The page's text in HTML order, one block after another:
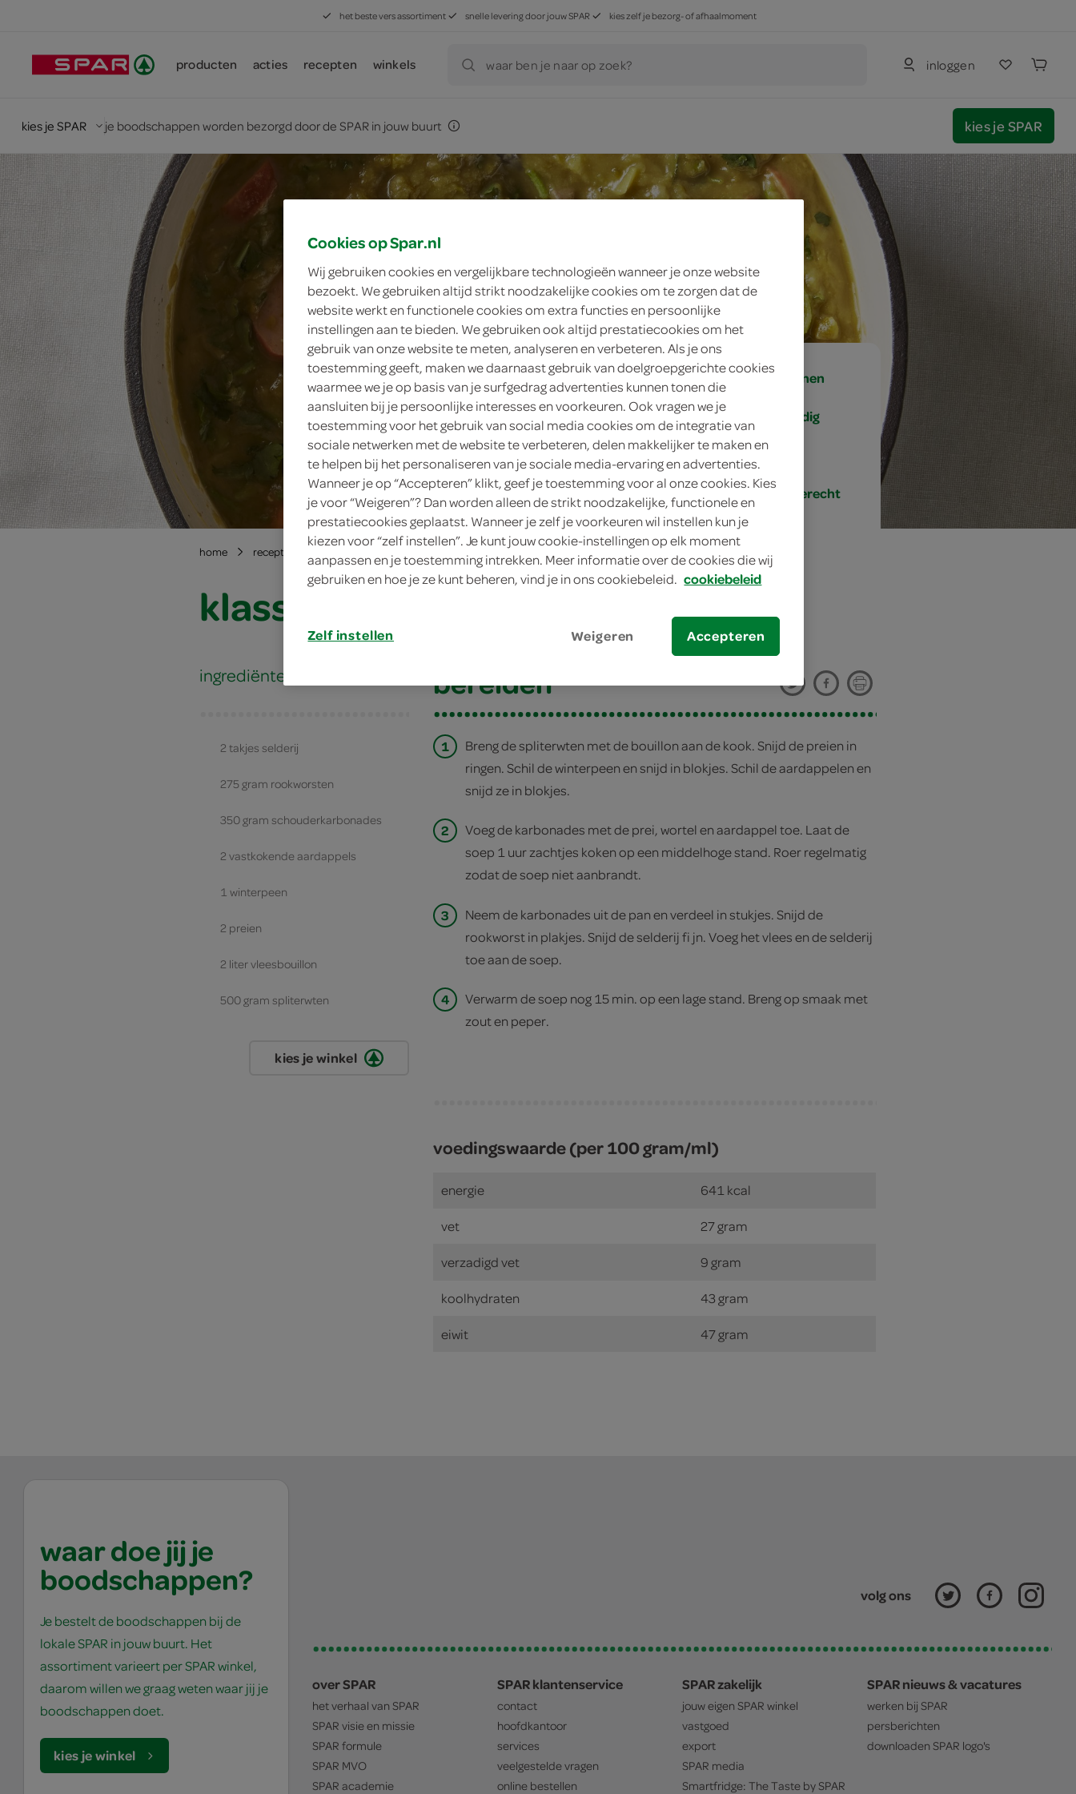
het beste vers assortiment snelle levering door jouw SPAR kies zelf je bezorg- of afhaalmoment
producten acties recepten winkels waar ben je naar op zoek? inloggen
kies je SPAR je boodschappen worden bezorgd door de SPAR in jouw buurt kies je SPAR
4 personen
eenvoudig
60 min.
hoofdgerecht
home recepten
klassieke erwtensoep
ingrediënten
2 takjes selderij
275 gram rookworsten
350 gram schouderkarbonades
2 vastkokende aardappels
1 winterpeen
2 preien
2 liter vleesbouillon
500 gram spliterwten
kies je winkel
bereiden
1
Breng de spliterwten met de bouillon aan de kook. Snijd de preien in
ringen. Schil de winterpeen en snijd in blokjes. Schil de aardappelen en
snijd ze in blokjes.
2
Voeg de karbonades met de prei, wortel en aardappel toe. Laat de
soep 1 uur zachtjes koken op een middelhoge stand. Roer regelmatig
zodat de soep niet aanbrandt.
3
Neem de karbonades uit de pan en verdeel in stukjes. Snijd de
rookworst in plakjes. Snijd de selderij fi jn. Voeg het vlees en de selderij
toe aan de soep.
4
Verwarm de soep nog 15 min. op een lage stand. Breng op smaak met
zout en peper.
voedingswaarde (per 100 gram/ml)
energie 641 kcal
vet 27 gram
verzadigd vet 9 gram
koolhydraten 43 gram
eiwit 47 gram
waar doe jij je
boodschappen?
Je bestelt de boodschappen bij de
lokale SPAR in jouw buurt. Het
assortiment varieert per SPAR winkel,
daarom willen we graag weten waar jij je
boodschappen doet.
kies je winkel
volg ons
over SPAR
het verhaal van SPAR
SPAR visie en missie
SPAR formule
SPAR MVO
SPAR academie
SPAR klantenservice
contact
hoofdkantoor
services
veelgestelde vragen
online bestellen
SPAR zakelijk
jouw eigen SPAR winkel
vastgoed
export
SPAR media
Smartfridge: The Taste bySPAR
SPAR nieuws & vacatures
werken bij SPAR
persberichten
downloaden SPAR logo's
Cookies op Spar.nl
Wij gebruiken cookies en vergelijkbare technologieën wanneer je onze website
bezoekt. We gebruiken altijd strikt noodzakelijke cookies om te zorgen dat de
website werkt en functionele cookies om extra functies en persoonlijke
instellingen aan te bieden. We gebruiken ook altijd prestatiecookies om het
gebruik van onze website te meten, analyseren en verbeteren. Als je ons
toestemming geeft, maken we daarnaast gebruik van doelgroepgerichte cookies
waarmee we je op basis van je surfgedrag advertenties kunnen tonen die
aansluiten bij je persoonlijke interesses en voorkeuren. Ook vragen we je
toestemming voor het gebruik van social media cookies om de integratie van
sociale netwerken met de website te verbeteren, delen makkelijker te maken en
te helpen bij het personaliseren van je sociale media-ervaring en advertenties.
Wanneer je op “Accepteren” klikt, geef je toestemming voor al onze cookies. Kies
je voor “Weigeren”? Dan worden alleen de strikt noodzakelijke, functionele en
prestatiecookies geplaatst. Wanneer je zelf je voorkeuren wil instellen kun je
kiezen voor “zelf instellen”. Je kunt jouw cookie-instellingen op elk moment
aanpassen en je toestemming intrekken. Meer informatie over de cookies die wij
gebruiken en hoe je ze kunt beheren, vind je in ons cookiebeleid. cookiebeleid
Zelf instellen Weigeren Accepteren